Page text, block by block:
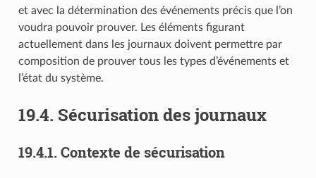
et avec la détermination des événements précis que l’on
voudra pouvoir prouver. Les éléments figurant
actuellement dans les journaux doivent permettre par
composition de prouver tous les types d’événements et
l’état du système.
19.4. Sécurisation des journaux
19.4.1. Contexte de sécurisation